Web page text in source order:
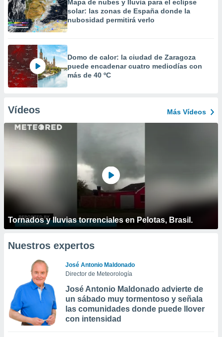
Mapa de nubes y lluvia para el eclipse
solar: las zonas de España donde la
nubosidad permitirá verlo
Domo de calor: la ciudad de Zaragoza
puede encadenar cuatro mediodías con
más de 40 ºC
Vídeos Más Vídeos
Tornados y lluvias torrenciales en Pelotas, Brasil.
Nuestros expertos
José Antonio Maldonado
Director de Meteorología
José Antonio Maldonado advierte de
un sábado muy tormentoso y señala
las comunidades donde puede llover
con intensidad